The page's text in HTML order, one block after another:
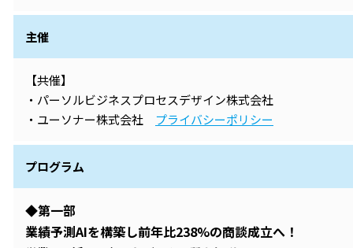
主催
【共催】
・パーソルビジネスプロセスデザイン株式会社
・ユーソナー株式会社 プライバシーポリシー
プログラム
◆第一部
業績予測AIを構築し前年比238%の商談成立へ！